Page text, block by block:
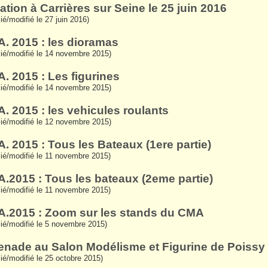
à Carrières sur Seine le 25 juin 2016
modifié le 27 juin 2016)
2015 : les dioramas
modifié le 14 novembre 2015)
2015 : Les figurines
modifié le 14 novembre 2015)
2015 : les vehicules roulants
modifié le 12 novembre 2015)
2015 : Tous les Bateaux (1ere partie)
modifié le 11 novembre 2015)
: Tous les bateaux (2eme partie)
modifié le 11 novembre 2015)
: Zoom sur les stands du CMA
modifié le 5 novembre 2015)
au Salon Modélisme et Figurine de Poissy
modifié le 25 octobre 2015)